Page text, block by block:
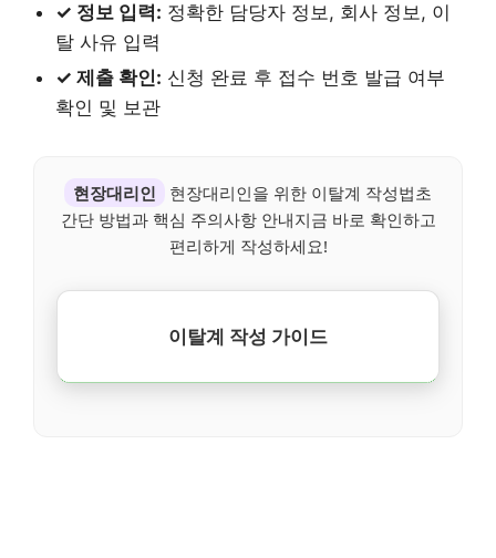
✓ 정보 입력: 정확한 담당자 정보, 회사 정보, 이
탈 사유 입력
✓ 제출 확인: 신청 완료 후 접수 번호 발급 여부
확인 및 보관
현장대리인
현장대리인을 위한 이탈계 작성법초
간단 방법과 핵심 주의사항 안내지금 바로 확인하고
편리하게 작성하세요!
이탈계 작성 가이드